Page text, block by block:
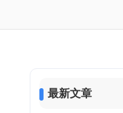
最新文章